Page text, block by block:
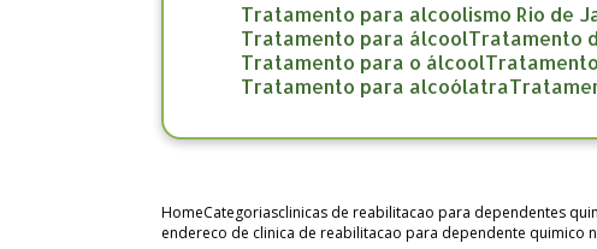
tratamento para alcoolismo Rio de
tratamento para álcool tratamento
tratamento para o álcool
tratamento para alcoólatra
HomeCategoriasclinicas de reabilitacao para dependentes
endereco de clinica de reabilitacao para dependente quimico